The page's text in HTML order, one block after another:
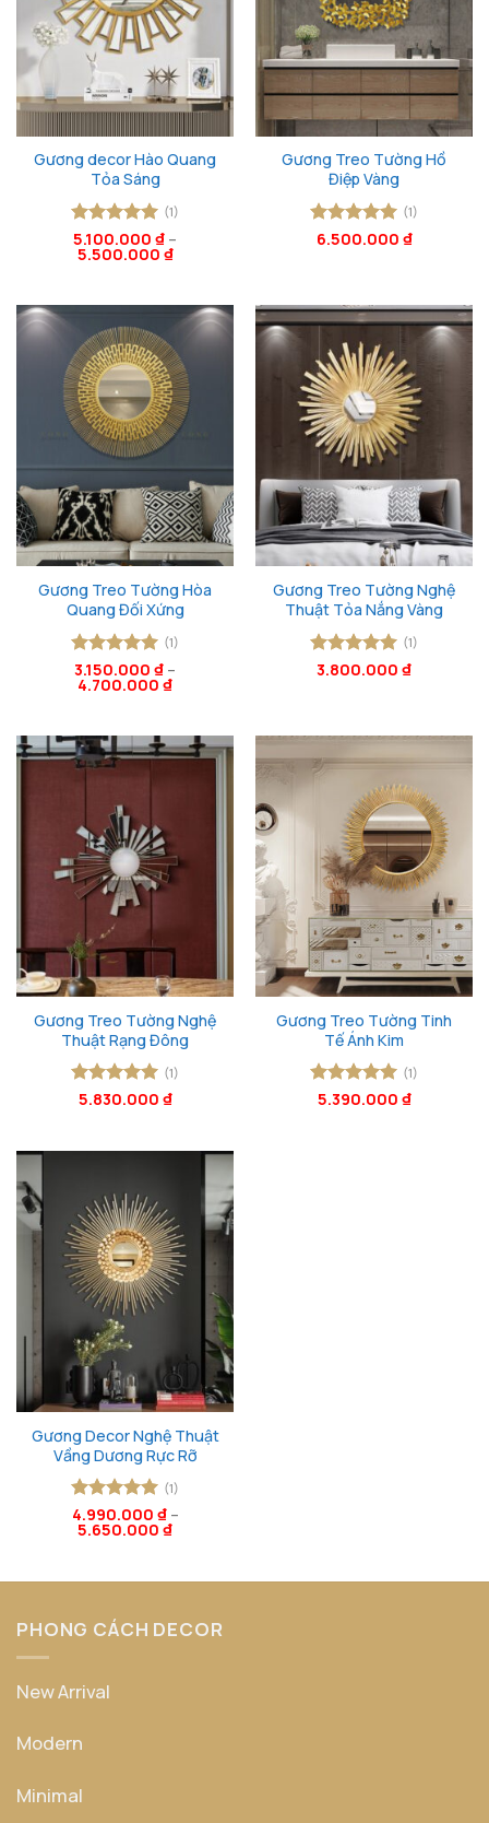
Gương decor Hào Quang
Tỏa Sáng
Được xếp
hạng55
(1)
5.100.000 ₫ –
5.500.000 ₫
Gương Treo Tường Hồ
Điệp Vàng
Được xếp
(1)
6.500.000 ₫
Gương Treo Tường Hòa
Quang Đối Xứng
Được xếp
hạng55
(1)
3.150.000 ₫ –
4.700.000 ₫
Gương Treo Tường Nghệ
Thuật Tỏa Nắng Vàng
Được xếp
(1)
3.800.000 ₫
Gương Treo Tường Nghệ
Thuật Rạng Đông
Được xếp
(1)
5.830.000 ₫
Gương Treo Tường Tinh
Tế Ánh Kim
Được xếp
(1)
5.390.000 ₫
Gương Decor Nghệ Thuật
Vầng Dương Rực Rỡ
Được xếp
hạng55
(1)
4.990.000 ₫–
5.650.000 ₫
PHONG CÁCH DECOR
New Arrival
Modern
Minimal